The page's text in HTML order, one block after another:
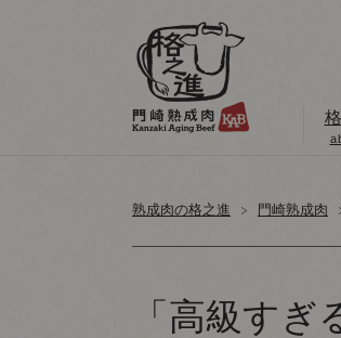
熟成肉の格之進 門崎熟成肉
「高級す